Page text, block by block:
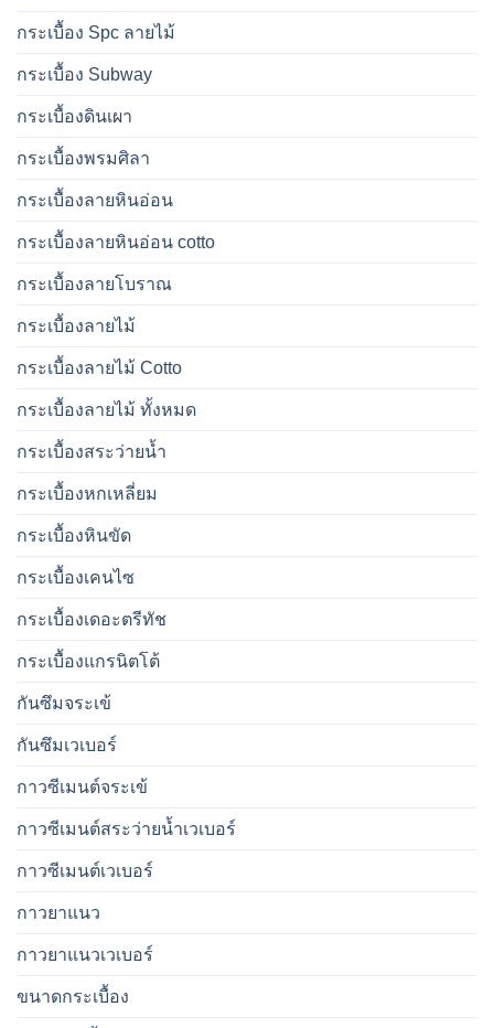
กระเบื้อง Spc ลายไม้
กระเบื้อง Subway
กระเบื้องดินเผา
กระเบื้องพรมศิลา
กระเบื้องลายหินอ่อน
กระเบื้องลายหินอ่อน cotto
กระเบื้องลายโบราณ
กระเบื้องลายไม้
กระเบื้องลายไม้ Cotto
กระเบื้องลายไม้ ทั้งหมด
กระเบื้องสระว่ายน้ำ
กระเบื้องหกเหลี่ยม
กระเบื้องหินขัด
กระเบื้องเคนไซ
กระเบื้องเดอะตรีทัช
กระเบื้องแกรนิตโต้
กันซึมจระเข้
กันซึมเวเบอร์
กาวซีเมนต์จระเข้
กาวซีเมนต์สระว่ายนํ้าเวเบอร์
กาวซีเมนต์เวเบอร์
กาวยาแนว
กาวยาแนวเวเบอร์
ขนาดกระเบื้อง